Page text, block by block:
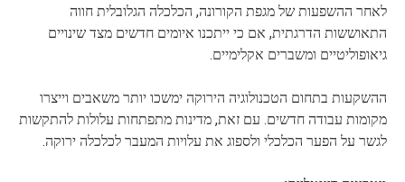
לאחר ההשפעות של מגפת הקורונה, הכלכלה הגלובלית חווה
התאוששות הדרגתית, אם כי ייתכנו איומים חדשים מצד שינויים
גיאופוליטיים ומשברים אקלימיים.
ההשקעות בתחום הטכנולוגיה הירוקה ימשכו יותר משאבים וייצרו
מקומות עבודה חדשים. עם זאת, מדינות מתפתחות עלולות להתקשות
לגשר על הפער הכלכלי ולספוג את עלויות המעבר לכלכלה ירוקה.